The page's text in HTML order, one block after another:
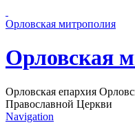
Орловская митрополия
Орловская
Орловская епархия
Православной Церкви
Navigation